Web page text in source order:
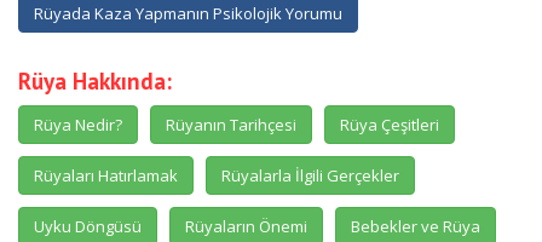
Rüyada Kaza Yapmanın Psikolojik Yorumu
Rüya Hakkında:
Rüya Nedir? Rüyanın Tarihçesi Rüya Çeşitleri
Rüyaları Hatırlamak Rüyalarla İlgili Gerçekler
Uyku Döngüsü Rüyaların Önemi Bebekler ve Rüya